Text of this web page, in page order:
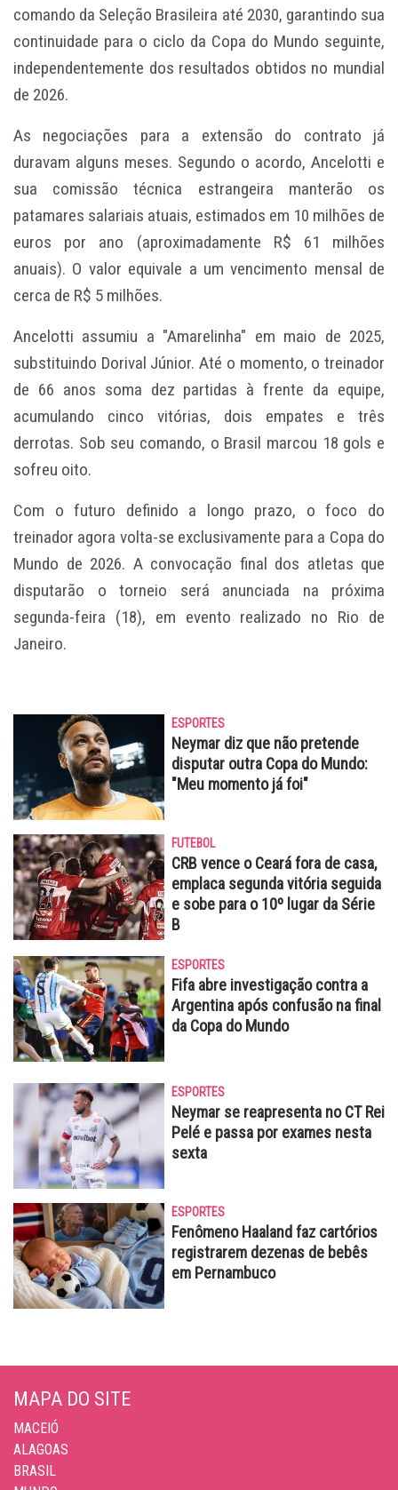
comando da Seleção Brasileira até 2030, garantindo sua
continuidade para o ciclo da Copa do Mundo seguinte,
independentemente dos resultados obtidos no mundial
de 2026.
As negociações para a extensão do contrato já
duravam alguns meses. Segundo o acordo, Ancelotti e
sua comissão técnica estrangeira manterão os
patamares salariais atuais, estimados em 10 milhões de
euros por ano (aproximadamente R$ 61 milhões
anuais). O valor equivale a um vencimento mensal de
cerca de R$ 5 milhões.
Ancelotti assumiu a "Amarelinha" em maio de 2025,
substituindo Dorival Júnior. Até o momento, o treinador
de 66 anos soma dez partidas à frente da equipe,
acumulando cinco vitórias, dois empates e três
derrotas. Sob seu comando, o Brasil marcou 18 gols e
sofreu oito.
Com o futuro definido a longo prazo, o foco do
treinador agora volta-se exclusivamente para a Copa do
Mundo de 2026. A convocação final dos atletas que
disputarão o torneio será anunciada na próxima
segunda-feira (18), em evento realizado no Rio de
Janeiro.
ESPORTES
Neymar diz que não pretende
disputar outra Copa do Mundo:
"Meu momento já foi"
FUTEBOL
CRB vence o Ceará fora de casa,
emplaca segunda vitória seguida
e sobe para o 10º lugar da Série
B
ESPORTES
Fifa abre investigação contra a
Argentina após confusão na final
da Copa do Mundo
ESPORTES
Neymar se reapresenta no CT Rei
Pelé e passa por exames nesta
sexta
ESPORTES
Fenômeno Haaland faz cartórios
registrarem dezenas de bebês
em Pernambuco
MAPA DO SITE
MACEIÓ
ALAGOAS
BRASIL